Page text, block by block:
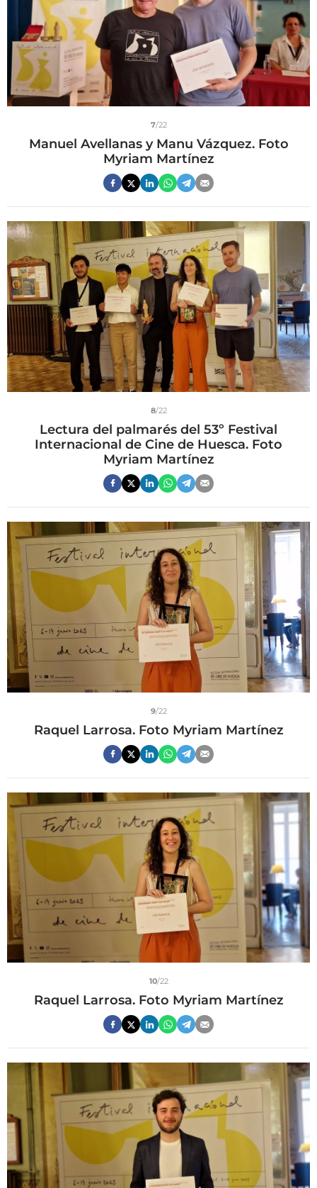
7/22
Manuel Avellanas y Manu Vázquez. Foto
Myriam Martínez
8/22
Lectura del palmarés del 53º Festival
Internacional de Cine de Huesca. Foto
Myriam Martínez
9/22
Raquel Larrosa. Foto Myriam Martínez
10/22
Raquel Larrosa. Foto Myriam Martínez